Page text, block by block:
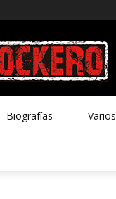
Biografías Varios